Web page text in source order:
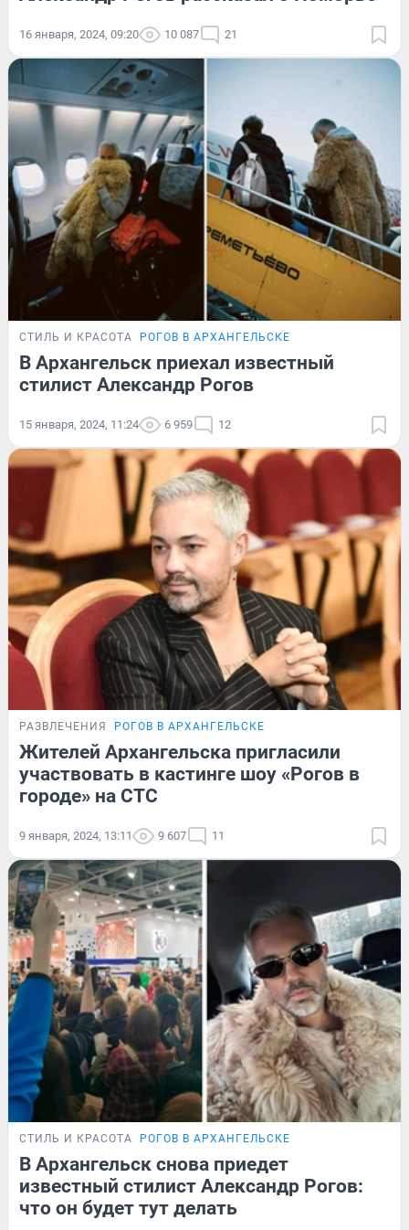
16 января, 2024, 09:20 10 087 21
СТИЛЬ И КРАСОТА РОГОВ В АРХАНГЕЛЬСКЕ
В Архангельск приехал известный
стилист Александр Рогов
15 января, 2024, 11:24 6 959 12
РАЗВЛЕЧЕНИЯ РОГОВ В АРХАНГЕЛЬСКЕ
Жителей Архангельска пригласили
участвовать в кастинге шоу «Рогов в
городе» на СТС
9 января, 2024, 13:11 9 607 11
СТИЛЬ И КРАСОТА РОГОВ В АРХАНГЕЛЬСКЕ
В Архангельск снова приедет
известный стилист Александр Рогов:
что он будет тут делать